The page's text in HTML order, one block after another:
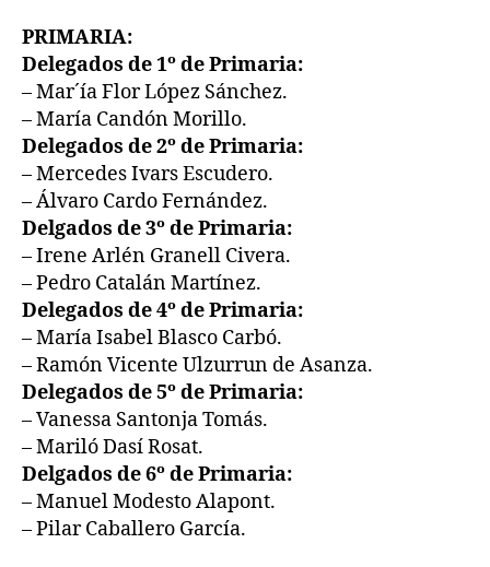
PRIMARIA:
Delegados de 1º de Primaria:
– Mar´ía Flor López Sánchez.
– María Candón Morillo.
Delegados de 2º de Primaria:
– Mercedes Ivars Escudero.
– Álvaro Cardo Fernández.
Delgados de 3º de Primaria:
– Irene Arlén Granell Civera.
– Pedro Catalán Martínez.
Delegados de 4º de Primaria:
– María Isabel Blasco Carbó.
– Ramón Vicente Ulzurrun de Asanza.
Delegados de 5º de Primaria:
– Vanessa Santonja Tomás.
– Mariló Dasí Rosat.
Delgados de 6º de Primaria:
– Manuel Modesto Alapont.
– Pilar Caballero García.